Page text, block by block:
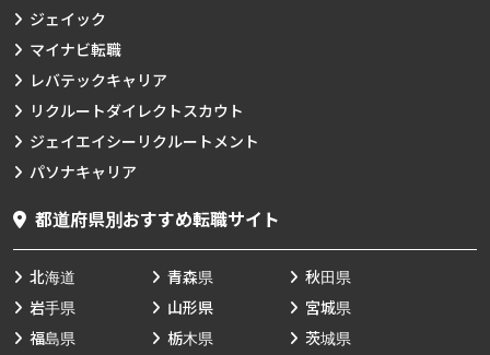
ジェイック
マイナビ転職
レバテックキャリア
リクルートダイレクトスカウト
ジェイエイシーリクルートメント
パソナキャリア
都道府県別おすすめ転職サイト
北海道 青森県
秋田県
岩手県
山形県
宮城県
福島県
栃木県
茨城県